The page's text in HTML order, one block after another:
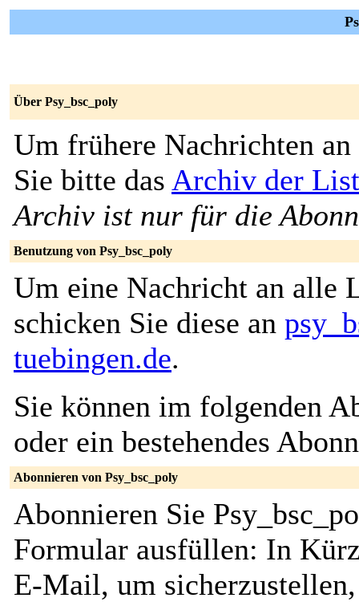
Über Psy_bsc_poly
Um frühere Nachrichten an
Sie bitte das Archiv der
Archiv ist nur für die
Benutzung von Psy_bsc_poly
Um eine Nachricht an alle
schicken Sie diese an
tuebingen.de.
Sie können im folgenden
oder ein bestehendes
Abonnieren von Psy_bsc_poly
Abonnieren Sie
Formular ausfüllen: In
E-Mail, um